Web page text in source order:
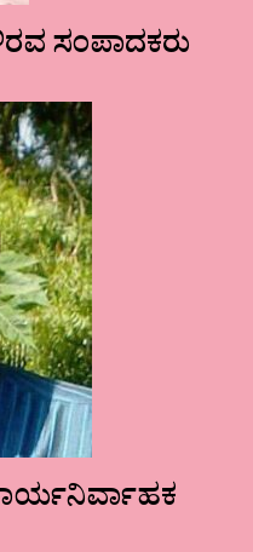
ಸಂಪಾದಕರು